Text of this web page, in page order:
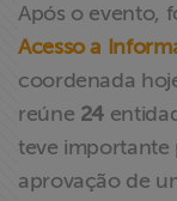
Após o evento,
Acesso a
coordenada
reúne 24
teve importante
aprovação de